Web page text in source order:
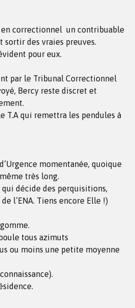
correctionnel un contribuable
sortir des vraies preuves.
pour eux.
par le Tribunal Correctionnel
Bercy reste discret et
T.A qui remettra les pendules à
momentanée, quoique
très long.
qui décide des perquisitions,
l’ENA. Tiens encore Elle !)
tous azimuts
ou moins une petite moyenne